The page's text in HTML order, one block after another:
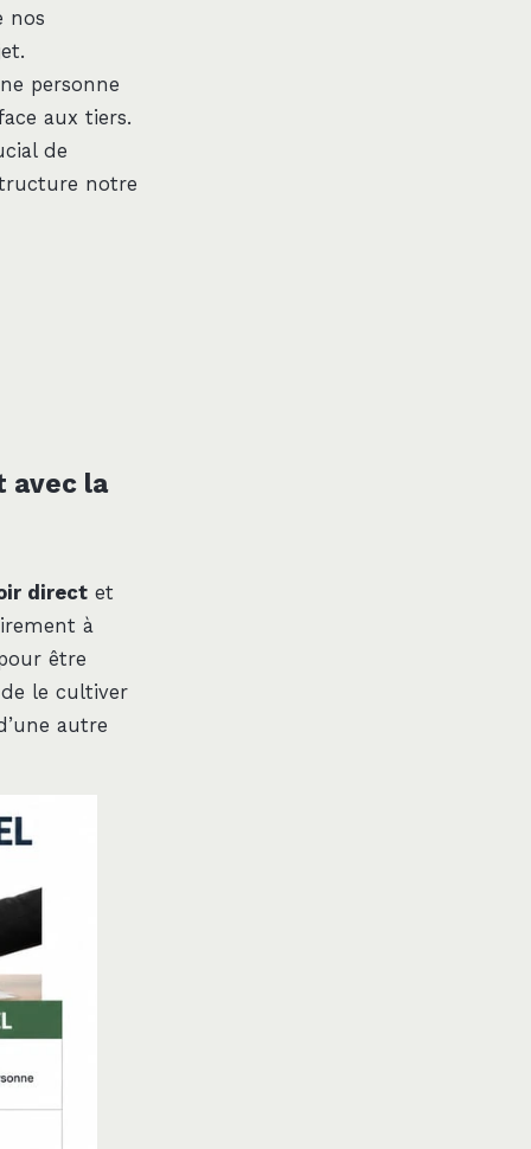
nos
personne
aux tiers.
de
notre
avec la
direct et
à
être
de le cultiver
autre